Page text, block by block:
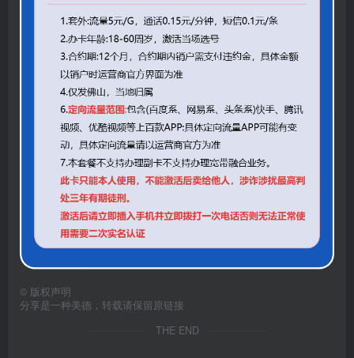
© 版权声明
分享是一种美德，转载请保留原链接
THE END